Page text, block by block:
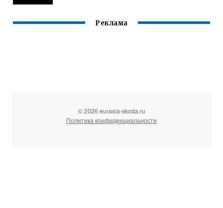
Реклама
© 2026 eurasia-skoda.ru
Политика конфиденциальности